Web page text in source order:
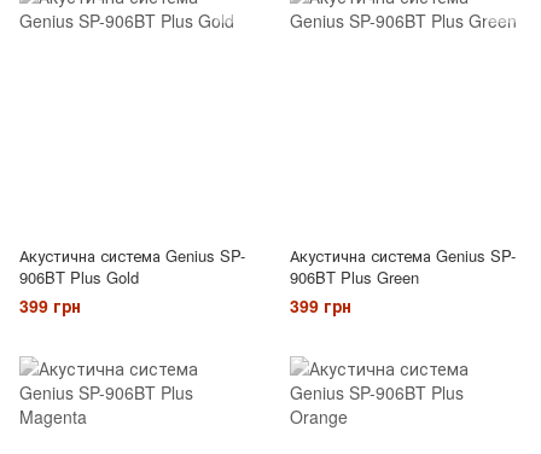
Акустична система Genius SP-
906BT Plus Gold
399 грн
Акустична система Genius SP-
906BT Plus Green
399 грн